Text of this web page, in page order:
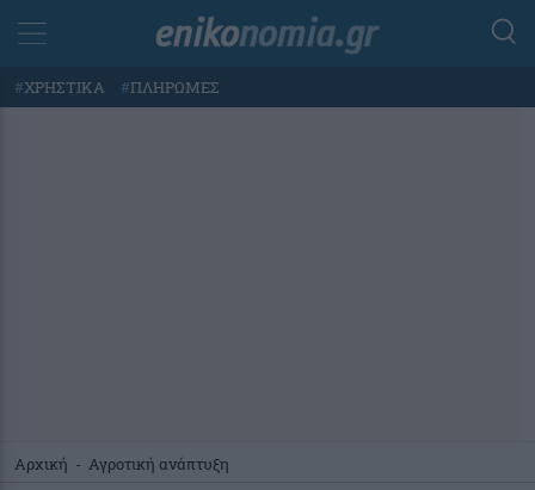
#ΧΡΗΣΤΙΚΑ #ΠΛΗΡΩΜΕΣ
Αρχική - Αγροτική ανάπτυξη